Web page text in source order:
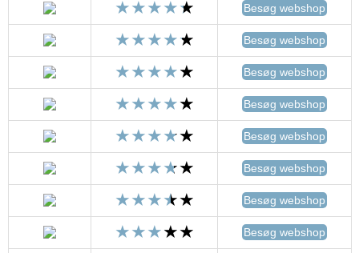
Besøg webshop
Besøg webshop
Besøg webshop
Besøg webshop
Besøg webshop
Besøg webshop
Besøg webshop
Besøg webshop